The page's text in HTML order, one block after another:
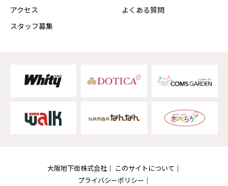
アクセス
スタッフ募集
よくある質問
大阪地下街株式会社
このサイトについて
プライバシーポリシー